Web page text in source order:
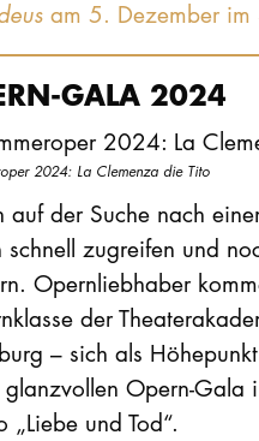
am 5. Dezember im
GALA 2024
2024: La Clemenza die Tito
auf der Suche nach
schnell zugreifen und
Opernliebhaber
der
– sich als
Opern-Gala
„Liebe und Tod“.